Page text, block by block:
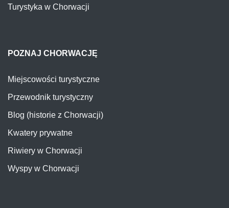
Turystyka w Chorwacji
POZNAJ CHORWACJĘ
Miejscowości turystyczne
Przewodnik turystyczny
Blog (historie z Chorwacji)
Kwatery prywatne
Riwiery w Chorwacji
Wyspy w Chorwacji